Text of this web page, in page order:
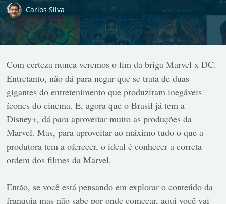
Carlos Silva
Com certeza nunca veremos o fim da briga Marvel x DC.
Entretanto, não dá para negar que se trata de duas
gigantes do entretenimento que produziram inegáveis
ícones do cinema. E, agora que o Brasil já tem a
Disney+, dá para aproveitar muito as produções da
Marvel. Mas, para aproveitar ao máximo tudo o que a
produtora tem a oferecer, o ideal é conhecer a correta
ordem dos filmes da Marvel.
Então, se você está pensando em explorar o conteúdo da
franquia mas não sabe por onde começar, aqui você vai